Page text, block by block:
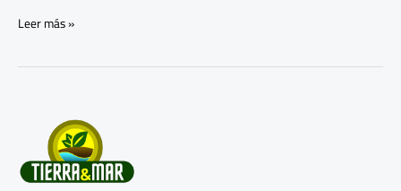
Leer más »